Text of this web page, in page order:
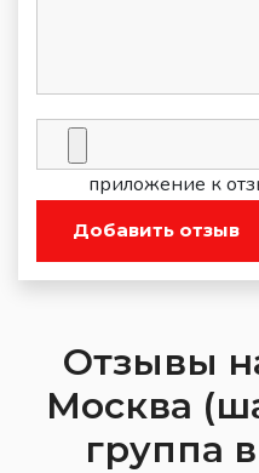
приложение к
Добавить отзыв
Отзывы
Москва
группа